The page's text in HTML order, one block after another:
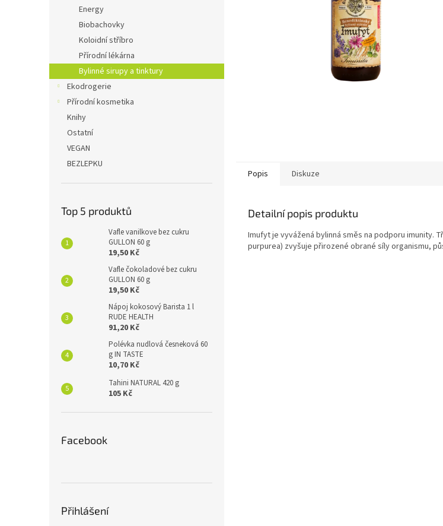
Energy
Biobachovky
Koloidní stříbro
Přírodní lékárna
Bylinné sirupy a tinktury
Ekodrogerie
Přírodní kosmetika
Knihy
Ostatní
VEGAN
BEZLEPKU
Top 5 produktů
Vafle vanilkove bez cukru
GULLON 60 g
19,50 Kč
Vafle čokoladové bez cukru
GULLON 60 g
19,50 Kč
Nápoj kokosový Barista 1 l
RUDE HEALTH
91,20 Kč
Polévka nudlová česneková 60
g IN TASTE
10,70 Kč
Tahini NATURAL 420 g
105 Kč
Facebook
Přihlášení
Popis Diskuze
Detailní popis produktu
Imufyt je vyvážená bylinná směs na podporu imunity.
purpurea) zvyšuje přirozené obrané síly organismu,